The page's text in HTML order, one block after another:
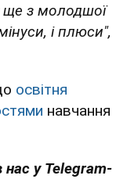
ще з молодшої
і плюси",
освітня
навчання
нас у Telegram-